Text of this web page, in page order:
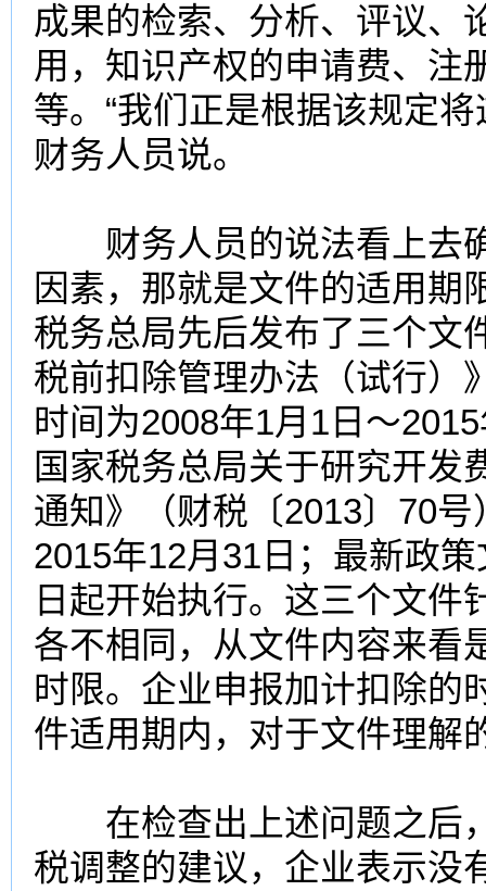
成果的检索、分析、评议、
用，知识产权的申请费、注
等。“我们正是根据该规定
财务人员说。
财务人员的说法看上去
因素，那就是文件的适用期
税务总局先后发布了三个文
税前扣除管理办法（试行）
时间为2008年1月1日～
国家税务总局关于研究开发
通知》（财税〔2013〕70
2015年12月31日；最新政
日起开始执行。这三个文件
各不相同，从文件内容来看
时限。企业申报加计扣除的
件适用期内，对于文件理解
在检查出上述问题之后
税调整的建议，企业表示没